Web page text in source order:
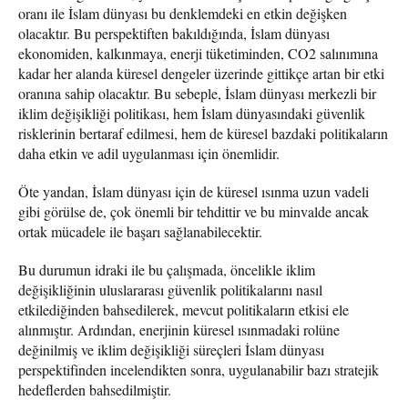
oranı ile İslam dünyası bu denklemdeki en etkin değişken
olacaktır. Bu perspektiften bakıldığında, İslam dünyası
ekonomiden, kalkınmaya, enerji tüketiminden, CO2 salınımına
kadar her alanda küresel dengeler üzerinde gittikçe artan bir etki
oranına sahip olacaktır. Bu sebeple, İslam dünyası merkezli bir
iklim değişikliği politikası, hem İslam dünyasındaki güvenlik
risklerinin bertaraf edilmesi, hem de küresel bazdaki politikaların
daha etkin ve adil uygulanması için önemlidir.
Öte yandan, İslam dünyası için de küresel ısınma uzun vadeli
gibi görülse de, çok önemli bir tehdittir ve bu minvalde ancak
ortak mücadele ile başarı sağlanabilecektir.
Bu durumun idraki ile bu çalışmada, öncelikle iklim
değişikliğinin uluslararası güvenlik politikalarını nasıl
etkilediğinden bahsedilerek, mevcut politikaların etkisi ele
alınmıştır. Ardından, enerjinin küresel ısınmadaki rolüne
değinilmiş ve iklim değişikliği süreçleri İslam dünyası
perspektifinden incelendikten sonra, uygulanabilir bazı stratejik
hedeflerden bahsedilmiştir.